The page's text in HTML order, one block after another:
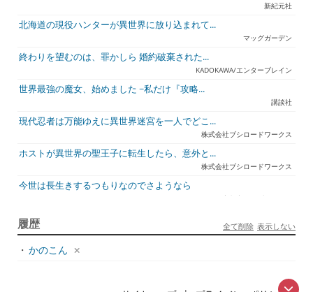
新紀元社
北海道の現役ハンターが異世界に放り込まれて...
マッグガーデン
終わりを望むのは、罪かしら 婚約破棄された...
KADOKAWA/エンターブレイン
世界最強の魔女、始めました ~私だけ『攻略...
講談社
現代忍者は万能ゆえに異世界迷宮を一人でどこ...
株式会社ブシロードワークス
ホストが異世界の聖王子に転生したら、意外と...
株式会社ブシロードワークス
今世は長生きするつもりなのでさようなら
宇都宮ケーブルテレビ
ジュリとエレナの森の相談所 ~付与の力であ...
一二三書房
天才悪女は嘘を見破る2
履歴 表示しない
全て削除
・ かのこん